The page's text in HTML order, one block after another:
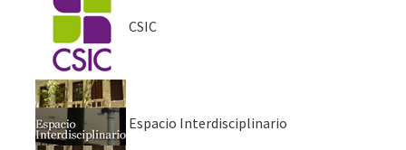
CSIC
Espacio Interdisciplinario